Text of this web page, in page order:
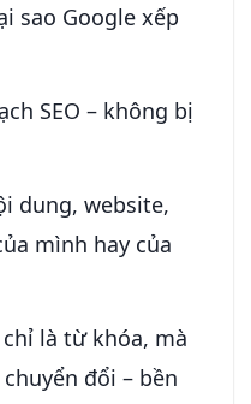
sao Google xếp
SEO – không bị
dung, website,
mình hay của
là từ khóa, mà
đổi – bền